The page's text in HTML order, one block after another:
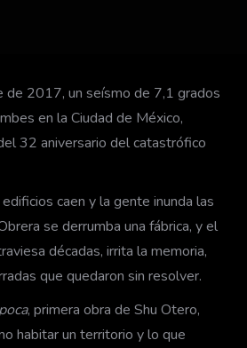
2017, un seísmo de 7,1 grados
en la Ciudad de México,
32 aniversario del catastrófico
caen y la gente inunda las
se derrumba una fábrica, y el
décadas, irrita la memoria,
que quedaron sin resolver.
, primera obra de Shu Otero,
habitar un territorio y lo que